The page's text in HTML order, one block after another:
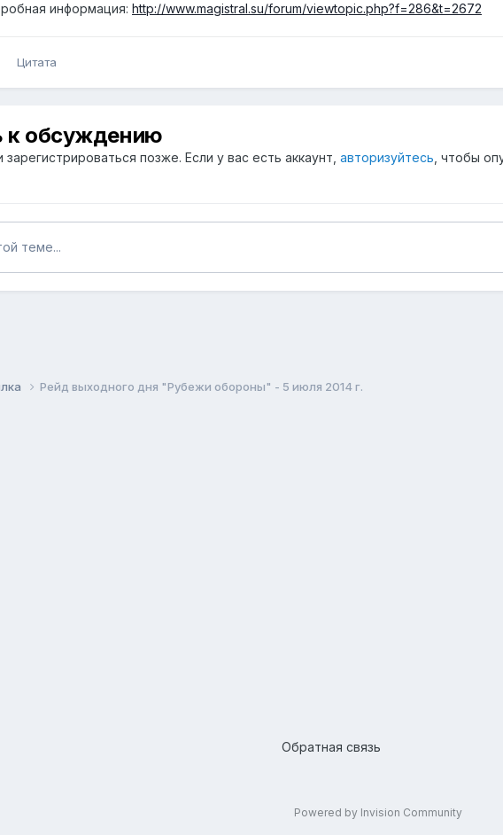
информация: http://www.magistral.su/forum/viewtopic.php?f=286&t=2672
Цитата
к обсуждению
позже. Если у вас есть аккаунт, авторизуйтесь , чтобы
теме...
Рейд выходного дня "Рубежи обороны" - 5 июля 2014 г.
Обратная связь
Powered by Invision Community